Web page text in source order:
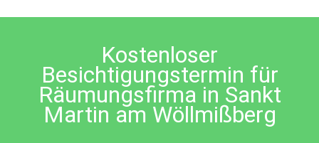
left
Kostenloser
Besichtigungstermin für
Räumungsfirma in Sankt
Martin am Wöllmißberg